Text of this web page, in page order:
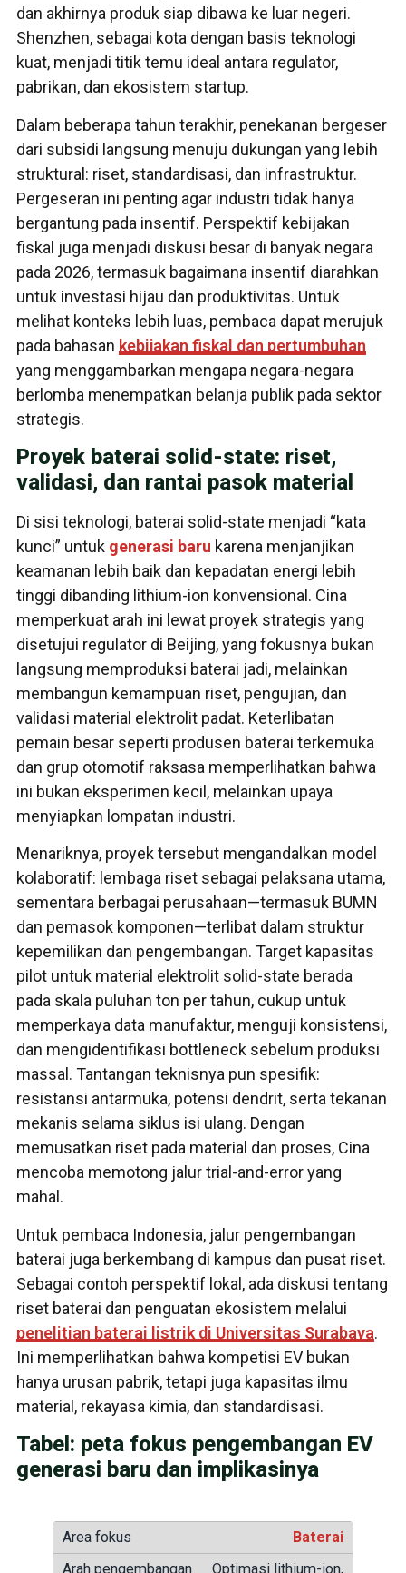
dan akhirnya produk siap dibawa ke luar negeri.
Shenzhen, sebagai kota dengan basis teknologi
kuat, menjadi titik temu ideal antara regulator,
pabrikan, dan ekosistem startup.
Dalam beberapa tahun terakhir, penekanan bergeser
dari subsidi langsung menuju dukungan yang lebih
struktural: riset, standardisasi, dan infrastruktur.
Pergeseran ini penting agar industri tidak hanya
bergantung pada insentif. Perspektif kebijakan
fiskal juga menjadi diskusi besar di banyak negara
pada 2026, termasuk bagaimana insentif diarahkan
untuk investasi hijau dan produktivitas. Untuk
melihat konteks lebih luas, pembaca dapat merujuk
pada bahasan kebijakan fiskal dan pertumbuhan
yang menggambarkan mengapa negara-negara
berlomba menempatkan belanja publik pada sektor
strategis.
Proyek baterai solid-state: riset,
validasi, dan rantai pasok material
Di sisi teknologi, baterai solid-state menjadi “kata
kunci” untuk generasi baru karena menjanjikan
keamanan lebih baik dan kepadatan energi lebih
tinggi dibanding lithium-ion konvensional. Cina
memperkuat arah ini lewat proyek strategis yang
disetujui regulator di Beijing, yang fokusnya bukan
langsung memproduksi baterai jadi, melainkan
membangun kemampuan riset, pengujian, dan
validasi material elektrolit padat. Keterlibatan
pemain besar seperti produsen baterai terkemuka
dan grup otomotif raksasa memperlihatkan bahwa
ini bukan eksperimen kecil, melainkan upaya
menyiapkan lompatan industri.
Menariknya, proyek tersebut mengandalkan model
kolaboratif: lembaga riset sebagai pelaksana utama,
sementara berbagai perusahaan—termasuk BUMN
dan pemasok komponen—terlibat dalam struktur
kepemilikan dan pengembangan. Target kapasitas
pilot untuk material elektrolit solid-state berada
pada skala puluhan ton per tahun, cukup untuk
memperkaya data manufaktur, menguji konsistensi,
dan mengidentifikasi bottleneck sebelum produksi
massal. Tantangan teknisnya pun spesifik:
resistansi antarmuka, potensi dendrit, serta tekanan
mekanis selama siklus isi ulang. Dengan
memusatkan riset pada material dan proses, Cina
mencoba memotong jalur trial-and-error yang
mahal.
Untuk pembaca Indonesia, jalur pengembangan
baterai juga berkembang di kampus dan pusat riset.
Sebagai contoh perspektif lokal, ada diskusi tentang
riset baterai dan penguatan ekosistem melalui
penelitian baterai listrik di Universitas Surabaya.
Ini memperlihatkan bahwa kompetisi EV bukan
hanya urusan pabrik, tetapi juga kapasitas ilmu
material, rekayasa kimia, dan standardisasi.
Tabel: peta fokus pengembangan EV
generasi baru dan implikasinya
Baterai
Optimasi lithium-ion,